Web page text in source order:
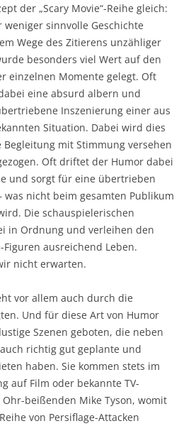
der „Scary Movie“-Reihe gleich:
sinnvolle Geschichte
Wege des Zitierens unzähliger
besonders viel Wert auf den
einzelnen Momente gelegt. Oft
eine absurd albern und
Inszenierung einer aus
Situation. Dabei wird dies
mit Stimmung versehen
Oft driftet der Humor dabei
und sorgt für eine übertrieben
nicht beim gesamten Publikum
Die schauspielerischen
in Ordnung und verleihen den
ausreichend Leben.
nicht erwarten.
vor allem auch durch die
Und für diese Art von Humor
Szenen geboten, die neben
richtig gut geplante und
haben. Sie kommen stets im
auf Film oder bekannte TV-
beißenden Mike Tyson, womit
von Persiflage-Attacken